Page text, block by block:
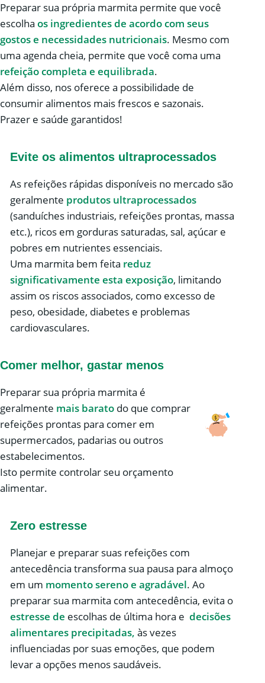
Preparar sua própria marmita permite que você
escolha os ingredientes de acordo com seus
gostos e necessidades nutricionais. Mesmo com
uma agenda cheia, permite que você coma uma
refeição completa e equilibrada.
Além disso, nos oferece a possibilidade de
consumir alimentos mais frescos e sazonais.
Prazer e saúde garantidos!
Evite os alimentos ultraprocessados
As refeições rápidas disponíveis no mercado são
geralmente produtos ultraprocessados
(sanduíches industriais, refeições prontas, massa
etc.), ricos em gorduras saturadas, sal, açúcar e
pobres em nutrientes essenciais.
Uma marmita bem feita reduz
significativamente esta exposição, limitando
assim os riscos associados, como excesso de
peso, obesidade, diabetes e problemas
cardiovasculares.
Comer melhor, gastar menos
Preparar sua própria marmita é
geralmente mais barato do que comprar
refeições prontas para comer em
supermercados, padarias ou outros
estabelecimentos.
Isto permite controlar seu orçamento
alimentar.
Zero estresse
Planejar e preparar suas refeições com
antecedência transforma sua pausa para almoço
em um momento sereno e agradável. Ao
preparar sua marmita com antecedência, evita o
estresse de escolhas de última hora e decisões
alimentares precipitadas, às vezes
influenciadas por suas emoções, que podem
levar a opções menos saudáveis.